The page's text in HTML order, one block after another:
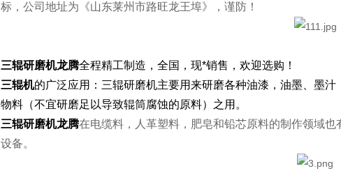
标，公司地址为《山东莱州市路旺龙王埠》，谨防！
三辊研磨机龙腾全程精工制造，全国，现*销售，欢迎选购！
三辊机的广泛应用：三辊研磨机主要用来研磨各种油漆，油墨、墨
物料（不宜研磨足以导致辊筒腐蚀的原料）之用。
三辊研磨机龙腾在电缆料，人革塑料，肥皂和铅芯原料的制作领域
设备。